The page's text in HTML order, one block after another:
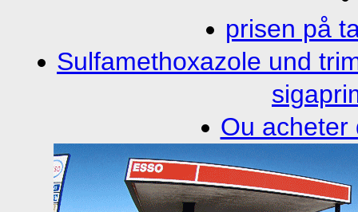
prisen på
Sulfamethoxazole und
Ou acheter